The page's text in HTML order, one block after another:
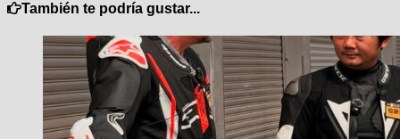
También te podría gustar...